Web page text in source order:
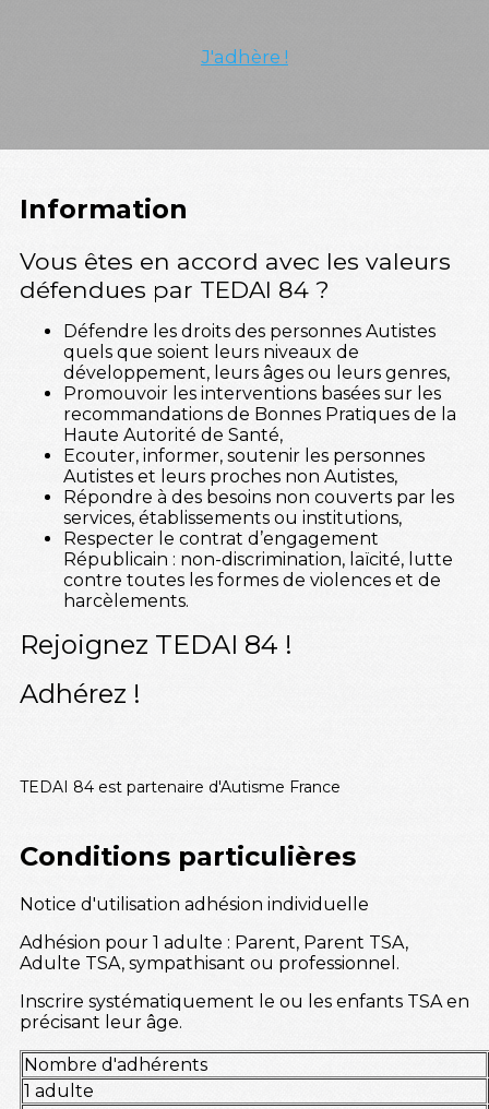
J'adhère !
Information
Vous êtes en accord avec les valeurs
défendues par TEDAI 84 ?
Défendre les droits des personnes Autistes
quels que soient leurs niveaux de
développement, leurs âges ou leurs genres,
Promouvoir les interventions basées sur les
recommandations de Bonnes Pratiques de la
Haute Autorité de Santé,
Ecouter, informer, soutenir les personnes
Autistes et leurs proches non Autistes,
Répondre à des besoins non couverts par les
services, établissements ou institutions,
Respecter le contrat d’engagement
Républicain : non-discrimination, laïcité, lutte
contre toutes les formes de violences et de
harcèlements.
Rejoignez TEDAI 84 !
Adhérez !
TEDAI 84 est partenaire d'Autisme France
Conditions particulières
Notice d'utilisation adhésion individuelle
Adhésion pour 1 adulte : Parent, Parent TSA,
Adulte TSA, sympathisant ou professionnel.
Inscrire systématiquement le ou les enfants TSA en
précisant leur âge.
Nombre d'adhérents
1 adulte